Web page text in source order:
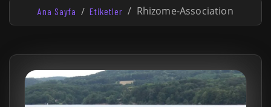
Ana Sayfa Etiketler Rhizome-Association